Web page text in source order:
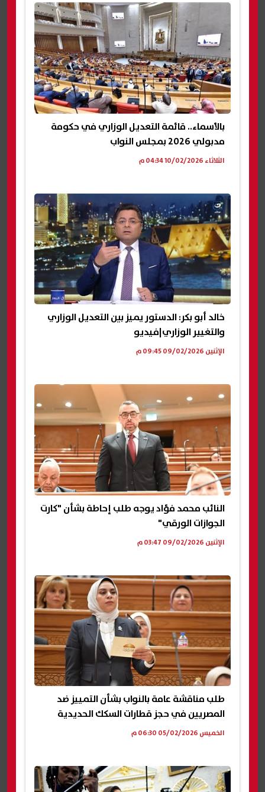
بالأسماء.. قائمة التعديل الوزاري في حكومة
مدبولي 2026 بمجلس النواب
الثلاثاء 10/02/2026 04:34 م
خالد أبو بكر: الدستور يميز بين التعديل الوزاري
والتغيير الوزاري|فيديو
الإثنين 09/02/2026 09:45 م
النائب محمد فؤاد يوجه طلب إحاطة بشأن "كارت
الجوازات الورقي"
الإثنين 09/02/2026 03:47 م
طلب مناقشة عامة بالنواب بشأن التمييز ضد
المصريين في حجز قطارات السكك الحديدية
الخميس 05/02/2026 06:30 م